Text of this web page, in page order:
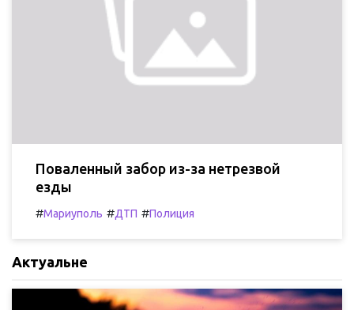
Поваленный забор из-за нетрезвой
езды
#Мариуполь #ДТП #Полиция
Актуальне